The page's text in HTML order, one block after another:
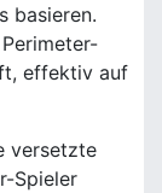
basieren.
effektiv auf
versetzte
Spieler